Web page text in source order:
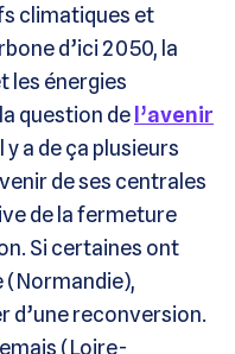
climatiques et
d’ici 2050, la
les énergies
question del’avenir
y a de ça plusieurs
de ses centrales
de la fermeture
Si certaines ont
(Normandie),
d’une reconversion.
(Loire-